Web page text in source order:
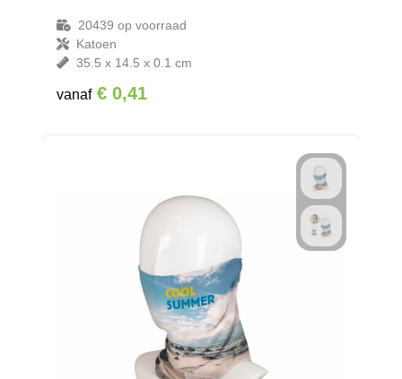
20439 op voorraad
Katoen
35.5 x 14.5 x 0.1 cm
vanaf € 0,41